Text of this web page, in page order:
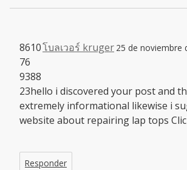
โบลเวอร์ kruger 25 de noviembre
8610
76
9388
23hello i discovered your post and
extremely informational likewise i
website about repairing lap tops
Responder